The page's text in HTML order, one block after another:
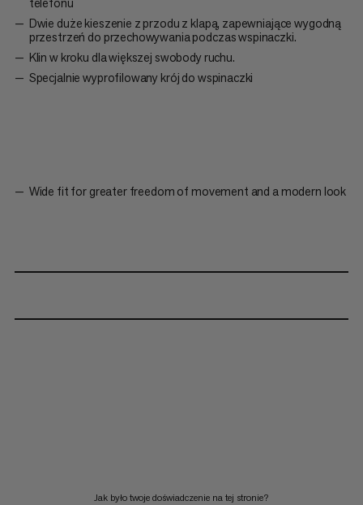
Dwie duże kieszenie z przodu z klapą, zapewniające wygodną
przestrzeń do przechowywania podczas wspinaczki.
Klin w kroku dla większej swobody ruchu.
Specjalnie wyprofilowany krój do wspinaczki
Wide fit for greater freedom of movement and a modern look
Jak było twoje doświadczenie na tej stronie?